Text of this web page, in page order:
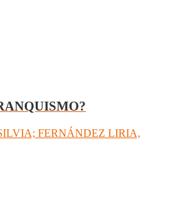
FERNÁNDEZ LIRIA,